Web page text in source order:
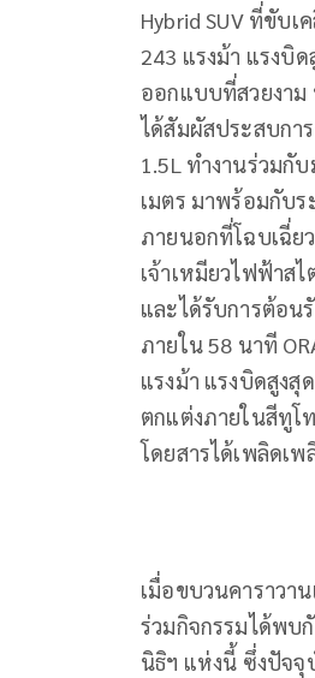
Hybrid SUV ที่ขับ
243 แรงม้า แรงบิ
ออกแบบที่สวยงาม
ได้สัมผัสประสบกา
1.5L ทำงานร่วมกั
เมตร มาพร้อมกับ
ภายนอกที่โฉบเฉี่ย
เจ้าเหมียวไฟฟ้าส
และได้รับการต้อน
ภายใน 58 นาที
แรงม้า แรงบิดสูง
ตกแต่งภายในสีทู
โดยสารได้เพลิดเ
เมื่อขบวนคาราวา
ร่วมกิจกรรมได้พบ
นิธิฯ แห่งนี้ ซึ่งปัจจุ